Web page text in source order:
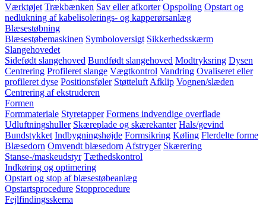
Værktøjet Trækbænken Sav eller afkorter Opspoling Opstart og
nedlukning af kabelisolerings- og kapperørsanlæg
Blæsestøbning
Blæsestøbemaskinen Symboloversigt Sikkerhedsskærm
Slangehovedet
Sidefødt slangehoved Bundfødt slangehoved Modtryksring Dysen
Centrering Profileret slange Vægtkontrol Vandring Ovaliseret eller
profileret dyse Positionsføler Støtteluft Afklip Vognen/slæden
Centrering af ekstruderen
Formen
Formmateriale Styretapper Formens indvendige overflade
Udluftningshuller Skæreplade og skærekanter Hals/gevind
Bundstykket Indbygningshøjde Formsikring Køling Flerdelte forme
Blæsedorn Omvendt blæsedorn Afstryger Skærering
Stanse-/maskeudstyr Tæthedskontrol
Indkøring og optimering
Opstart og stop af blæsestøbeanlæg
Opstartsprocedure Stopprocedure
Fejlfindingsskema